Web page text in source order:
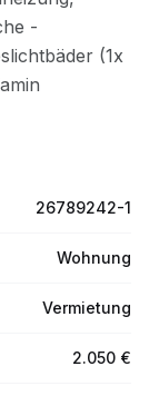
26789242-1
Wohnung
Vermietung
2.050 €